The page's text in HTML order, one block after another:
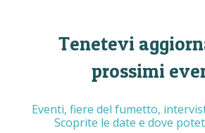
Tenetevi
prossimi
Eventi, fiere del fumetto,
Scoprite le date e dove